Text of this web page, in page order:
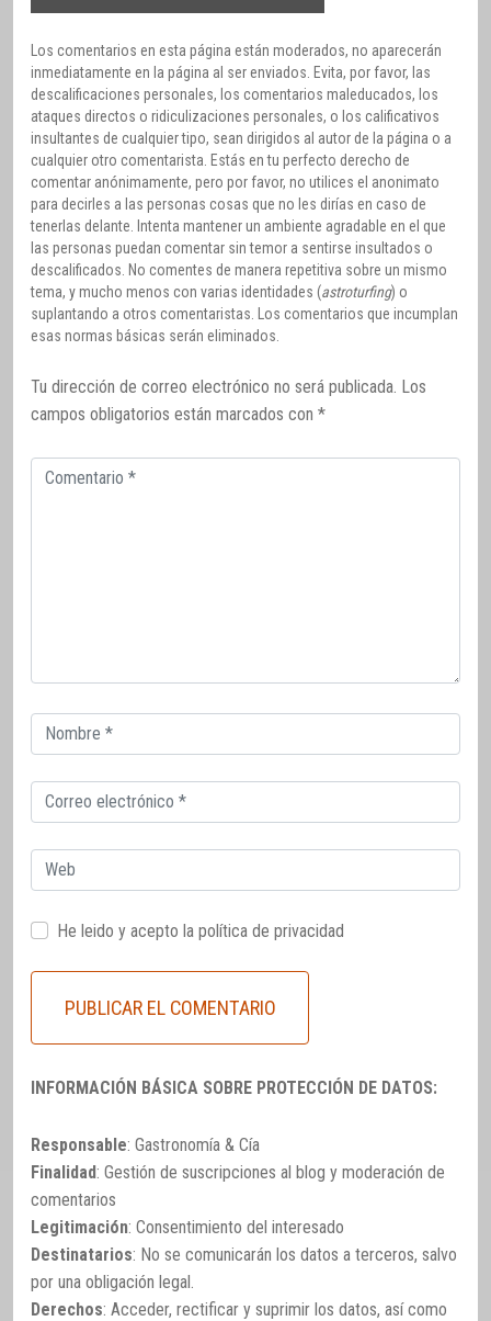
Los comentarios en esta página están moderados, no aparecerán
inmediatamente en la página al ser enviados. Evita, por favor, las
descalificaciones personales, los comentarios maleducados, los
ataques directos o ridiculizaciones personales, o los calificativos
insultantes de cualquier tipo, sean dirigidos al autor de la página o a
cualquier otro comentarista. Estás en tu perfecto derecho de
comentar anónimamente, pero por favor, no utilices el anonimato
para decirles a las personas cosas que no les dirías en caso de
tenerlas delante. Intenta mantener un ambiente agradable en el que
las personas puedan comentar sin temor a sentirse insultados o
descalificados. No comentes de manera repetitiva sobre un mismo
tema, y mucho menos con varias identidades (astroturfing) o
suplantando a otros comentaristas. Los comentarios que incumplan
esas normas básicas serán eliminados.
Tu dirección de correo electrónico no será publicada. Los
campos obligatorios están marcados con *
Comentario
Correo
electrónico
Correo
electrónico
Web
He leido y acepto la política de privacidad
INFORMACIÓN BÁSICA SOBRE PROTECCIÓN DE DATOS:
Responsable: Gastronomía & Cía
Finalidad: Gestión de suscripciones al blog y moderación de
comentarios
Legitimación: Consentimiento del interesado
Destinatarios: No se comunicarán los datos a terceros, salvo
por una obligación legal.
Derechos: Acceder, rectificar y suprimir los datos, así como